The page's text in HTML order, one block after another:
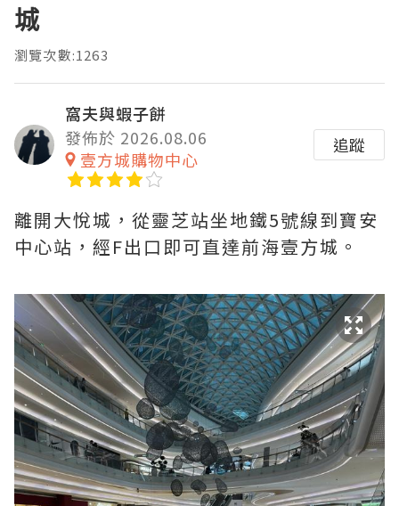
城
瀏覽次數:1263
窩夫與蝦子餅
發佈於 2026.08.06
壹方城購物中心
追蹤
離開大悅城，從靈芝站坐地鐵5號線到寶安
中心站，經F出口即可直達前海壹方城。